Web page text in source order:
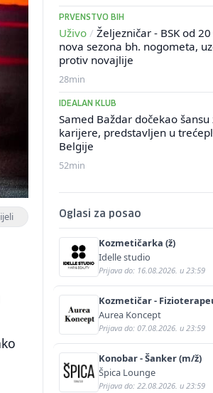
PRVENSTVO BIH
Uživo / Željezničar - BSK od
nova sezona bh. nogometa,
protiv novajlije
28min
IDEALAN KLUB
Samed Baždar dočekao šansu
karijere, predstavljen u
Belgije
52min
Oglasi za posao
Kozmetičarka (ž)
Idelle studio
Prijava do: 16.08.2026. u 23:59
Kozmetičar -
Aurea Koncept
Prijava do: 07.08.2026. u 23:59
Konobar - Šanker (m/ž)
Špica Lounge
Prijava do: 22.08.2026. u 23:59